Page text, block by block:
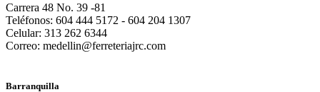
Carrera 48 No. 39 -81
Teléfonos: 604 444 5172 - 604 204 1307
Celular: 313 262 6344
Correo: medellin@ferreteriajrc.com
Barranquilla